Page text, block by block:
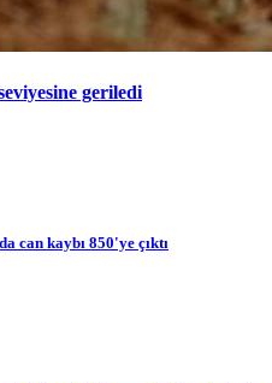
geriledi
can kaybı 850'ye çıktı